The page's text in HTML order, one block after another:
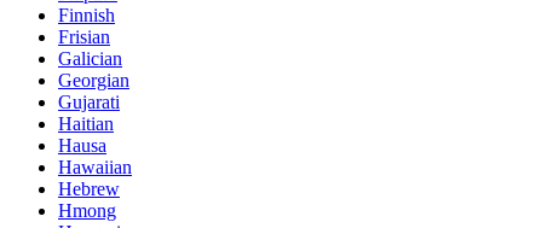
Finnish
Frisian
Galician
Georgian
Gujarati
Haitian
Hausa
Hawaiian
Hebrew
Hmong